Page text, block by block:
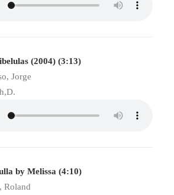
(2004) (3:13)
Jorge
by Melissa (4:10)
Roland